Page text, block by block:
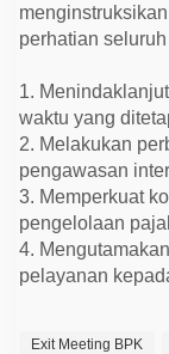
perhatian
1.
waktu yang
2. Melakukan
pengawasan
3. Memperkuat
pengelolaan
4.
pelayanan
Exit Meeting BPK